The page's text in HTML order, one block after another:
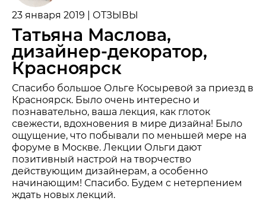
23 января 2019 | ОТЗЫВЫ
Татьяна Маслова,
дизайнер-декоратор,
Красноярск
Спасибо большое Ольге Косыревой за приезд в
Красноярск. Было очень интересно и
познавательно, ваша лекция, как глоток
свежести, вдохновения в мире дизайна! Было
ощущение, что побывали по меньшей мере на
форуме в Москве. Лекции Ольги дают
позитивный настрой на творчество
действующим дизайнерам, а особенно
начинающим! Спасибо. Будем с нетерпением
ждать новых лекций.